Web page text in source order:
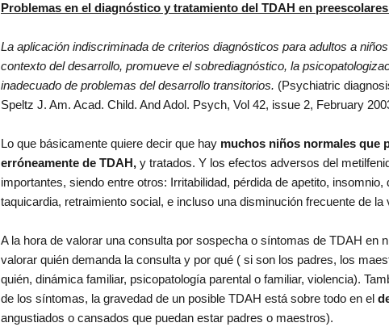
Problemas en el diagnóstico y tratamiento del TDAH en
La aplicación indiscriminada de criterios diagnósticos para adultos a
contexto del desarrollo, promueve el sobrediagnóstico, la
inadecuado de problemas del desarrollo transitorios. (Psychiatric
Speltz J. Am. Acad. Child. And Adol. Psych, Vol 42, issue 2, February
Lo que básicamente quiere decir que hay muchos niños normales que
erróneamente de TDAH, y tratados. Y los efectos adversos del
importantes, siendo entre otros: Irritabilidad, pérdida de apetito,
taquicardia, retraimiento social, e incluso una disminución frecuente de la
A la hora de valorar una consulta por sospecha o síntomas de TDAH en
valorar quién demanda la consulta y por qué ( si son los padres, los
quién, dinámica familiar, psicopatología parental o familiar, violencia).
de los síntomas, la gravedad de un posible TDAH está sobre todo en el
angustiados o cansados que puedan estar padres o maestros).